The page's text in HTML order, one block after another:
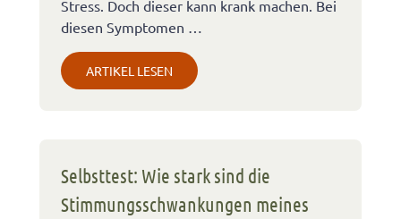
Stress. Doch dieser kann krank machen. Bei
diesen Symptomen …
ARTIKEL LESEN
Selbsttest: Wie stark sind die
Stimmungsschwankungen meines